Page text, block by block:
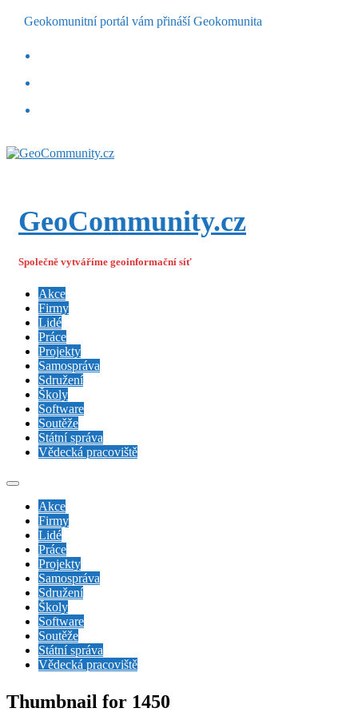
Geokomunitní portál vám přináší Geokomunita
GeoCommunity.cz
Společně vytváříme geoinformační síť
Akce
Firmy
Lidé
Práce
Projekty
Samospráva
Sdružení
Školy
Software
Soutěže
Státní správa
Vědecká pracoviště
Akce
Firmy
Lidé
Práce
Projekty
Samospráva
Sdružení
Školy
Software
Soutěže
Státní správa
Vědecká pracoviště
Thumbnail for 1450